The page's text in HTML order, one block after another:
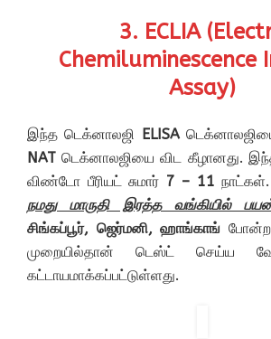
3. ECLIA
Chemiluminescence
Assay)
இந்த டெக்னாலஜி ELISA
NAT டெக்னாலஜியை விட கீழானது.
விண்டோ பீரியட் சுமார் 7 – 11 நாட்கள்.
நமது மாருதி இரத்த வங்கியில்
சிங்கப்பூர், ஜெர்மனி, ஹாங்காங் போன்ற
முறையில்தான் டெஸ்ட் செய்ய
கட்டாயமாக்கப்பட்டுள்ளது.